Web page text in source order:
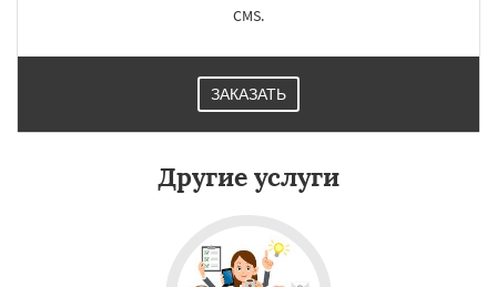
CMS.
ЗАКАЗАТЬ
Другие услуги